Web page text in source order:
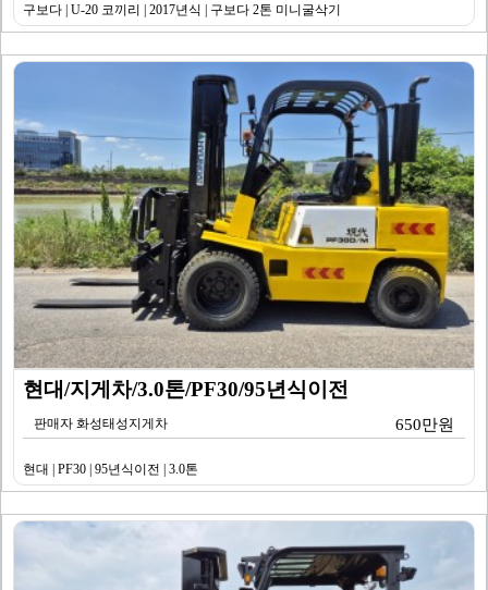
구보다 | U-20 코끼리 | 2017년식 | 구보다 2톤 미니굴삭기
현대/지게차/3.0톤/PF30/95년식이전
판매자 화성태성지게차 650만원
현대 | PF30 | 95년식이전 | 3.0톤